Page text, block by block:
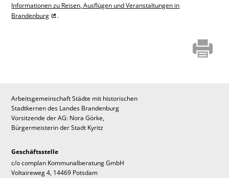
Informationen zu Reisen, Ausflügen und Veranstaltungen in
Brandenburg
.
Arbeitsgemeinschaft Städte mit historischen
Stadtkernen des Landes Brandenburg
Vorsitzende der AG: Nora Görke,
Bürgermeisterin der Stadt Kyritz
Geschäftsstelle
c/o complan Kommunalberatung GmbH
Voltaireweg 4, 14469 Potsdam